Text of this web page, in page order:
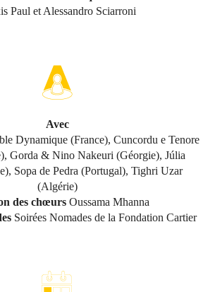
Paul et Alessandro Sciarroni
Avec
Dynamique (France), Cuncordu e Tenore
Gorda & Nino Nakeuri (Géorgie), Júlia
Sopa de Pedra (Portugal), Tighri Uzar
(Algérie)
des chœurs Oussama Mhanna
Soirées Nomades de la Fondation Cartier